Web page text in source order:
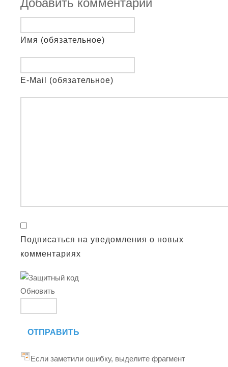
Добавить комментарий
Имя (обязательное)
E-Mail (обязательное)
Подписаться на уведомления о новых
комментариях
Обновить
ОТПРАВИТЬ
Если заметили ошибку, выделите фрагмент